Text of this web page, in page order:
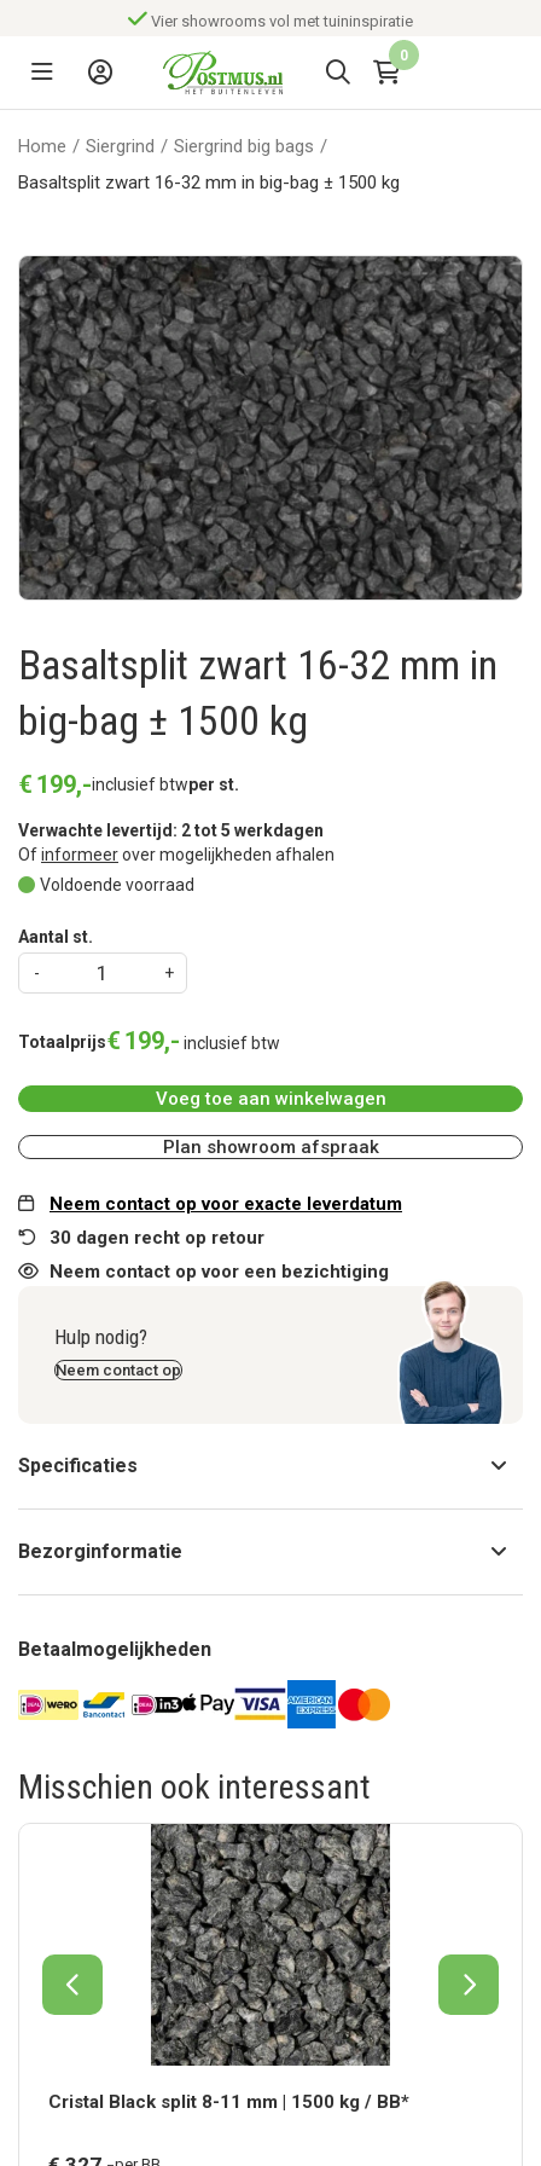
vol met tuininspiratie
0
Home / Siergrind / Siergrind big bags /
Basaltsplit zwart 16-32 mm in big-bag ± 1500 kg
Basaltsplit zwart 16-32 mm in
big-bag ± 1500 kg
€ 199,-inclusief btwper st.
Verwachte levertijd: 2 tot 5 werkdagen
Ofinformeerover mogelijkheden afhalen
Voldoende voorraad
Aantal st.
Totaalprijs€ 199,- inclusief btw
Voeg toe aan winkelwagen
Plan showroom afspraak
Neem contact op voor exacte leverdatum
30 dagen recht op retour
Neem contact op voor een bezichtiging
Hulp nodig?
Neem contact op
Specificaties
Bezorginformatie
Betaalmogelijkheden
Misschien ook interessant
Cristal Black split 8-11 mm | 1500 kg / BB*